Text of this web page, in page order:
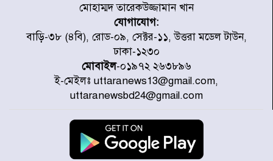
হাসিনার বক্তব্য প্রচারে ভারতের সমর্থন
নেই
জুলাই গণঅভ্যুত্থানে আহত যোদ্ধা
মিতুর খোঁজ নিলেন প্রধানমন্ত্রী
উত্তরায় জুলাই গণঅভ্যুত্থানের ৯২
শহীদের তালিকা প্রকাশ করল JRA
মোহাম্মদ তারেকউজ্জামান খান
যোগাযোগ:
বাড়ি-৩৮ (৪বি), রোড-০৯, সেক্টর-১১, উত্তরা মডেল টাউন,
ঢাকা-১২৩০
মোবাইল-০১৯৭২ ২৬৩৮৯৬
ই-মেইলঃ uttaranews13@gmail.com,
uttaranewsbd24@gmail.com